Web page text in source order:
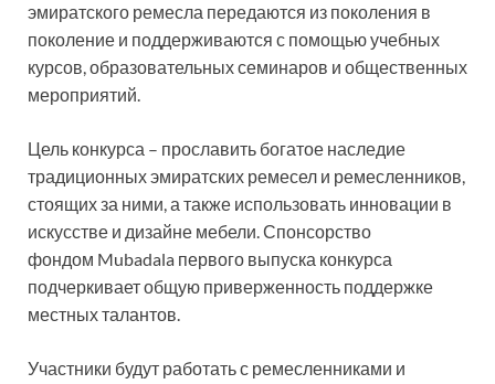
эмиратского ремесла передаются из поколения в
поколение и поддерживаются с помощью учебных
курсов, образовательных семинаров и общественных
мероприятий.
Цель конкурса – прославить богатое наследие
традиционных эмиратских ремесел и ремесленников,
стоящих за ними, а также использовать инновации в
искусстве и дизайне мебели. Спонсорство
фондом Mubadala первого выпуска конкурса
подчеркивает общую приверженность поддержке
местных талантов.
Участники будут работать с ремесленниками и